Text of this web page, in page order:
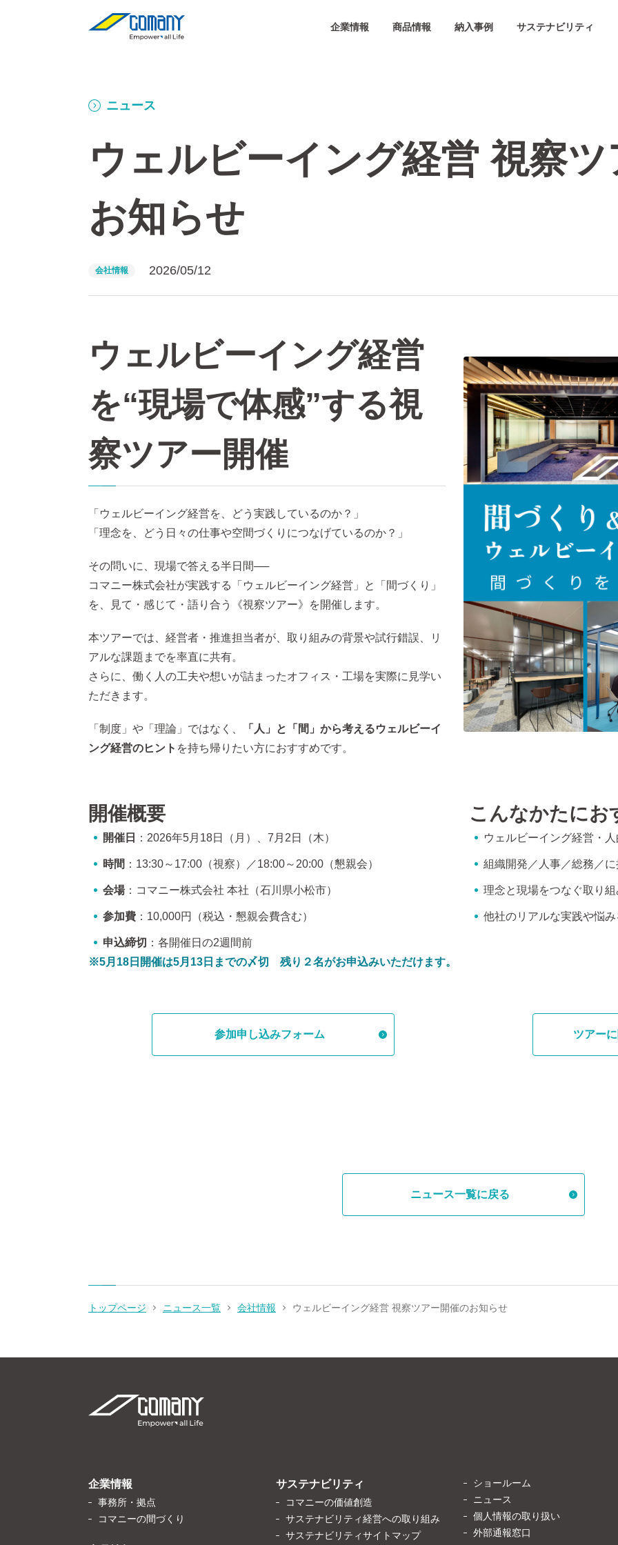
企業情報 商品情報 納入事例 サステナビリティ
ニュース
ウェルビーイング経営 視察
お知らせ
会社情報 2026/05/12
ウェルビーイング経営
を“現場で体感”する視
察ツアー開催
「ウェルビーイング経営を、どう実践しているのか？」
「理念を、どう日々の仕事や空間づくりにつなげているのか？」
その問いに、現場で答える半日間──
コマニー株式会社が実践する「ウェルビーイング経営」と「間づくり」
を、見て・感じて・語り合う《視察ツアー》を開催します。
本ツアーでは、経営者・推進担当者が、取り組みの背景や試行錯誤、リ
アルな課題までを率直に共有。
さらに、働く人の工夫や想いが詰まったオフィス・工場を実際に見学い
ただきます。
「制度」や「理論」ではなく、
「人」と「間」から考えるウェルビーイ
ング経営のヒント を持ち帰りたい方におすすめです。
開催概要
開催日 ：2026年5月18日（月）、7月2日（木）
時間 ：13:30～17:00（視察）／18:00～20:00（懇親会）
会場：コマニー株式会社 本社（石川県小松市）
参加費 ：10,000円（税込・懇親会費含む）
申込締切 ：各開催日の2週間前
※5月18日開催は5月13日までの〆切 残り２名がお申込みいただけます。
こんなかたにお
ウェルビーイング経営・
組織開発／人事／総務／
理念と現場をつなぐ取り
他社のリアルな実践や悩
参加申し込みフォーム ツアー
ニュース一覧に戻る
トップページ ニュース一覧 会社情報 ウェルビーイング経営 視察ツアー開催のお知らせ
企業情報
事務所・拠点
コマニーの間づくり
サステナビリティ
コマニーの価値創造
サステナビリティ経営への取り組み
サステナビリティサイトマップ
ショールーム
ニュース
個人情報の取り扱い
外部通報窓口